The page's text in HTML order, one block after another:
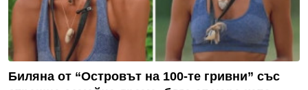
Биляна от “Островът на 100-те гривни” със